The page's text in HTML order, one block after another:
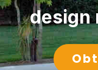
design